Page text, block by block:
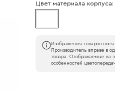
Цвет материала корпуса:
Изображения товаров
Производитель вправе в
товара. Отображаемые на
особенностей